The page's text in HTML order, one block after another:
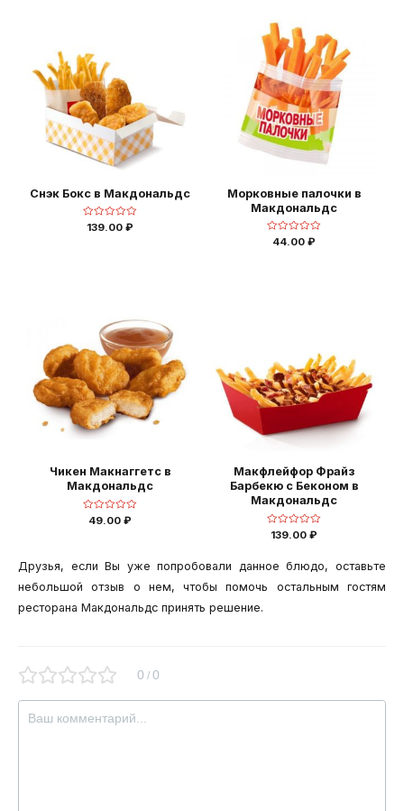
Снэк Бокс в Макдональдс
Оценка
139.00 ₽
Морковные палочки в
Макдональдс
Оценка
44.00 ₽
Чикен Макнаггетс в
Макдональдс
Оценка
49.00 ₽
Макфлейфор Фрайз
Барбекю с Беконом в
Макдональдс
Оценка
139.00 ₽
Друзья, если Вы уже попробовали данное блюдо, оставьте
небольшой отзыв о нем, чтобы помочь остальным гостям
ресторана Макдональдс принять решение.
0 / 0